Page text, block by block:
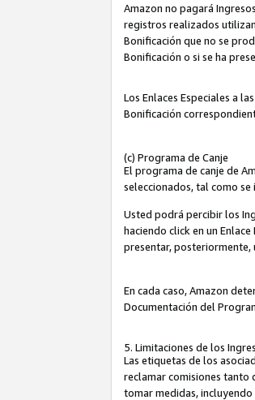
Amazon no pagará
registros realizados
Bonificación que no se
Bonificación o si se ha
Los Enlaces Especiales a
Bonificación
(c) Programa de Canje
El programa de canje de
seleccionados, tal como se
Usted podrá percibir los
haciendo click en un
presentar, posteriormente,
En cada caso, Amazon
Documentación del
5. Limitaciones de los
Las etiquetas de los
reclamar comisiones tanto
tomar medidas,